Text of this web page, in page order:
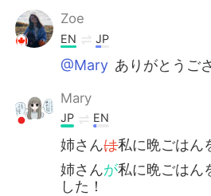
Zoe
EN JP
@Mary ありがとうご
Mary
JP EN
姉さんは私に晩ごはん
姉さんが私に晩ごはん
した！